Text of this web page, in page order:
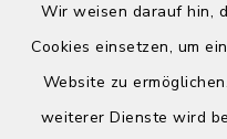
Wir weisen darauf hin,
Cookies einsetzen, um
Website zu
weiterer Dienste wird